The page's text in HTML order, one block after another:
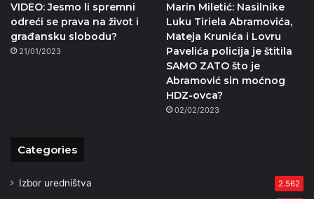
VIDEO: Jesmo li spremni
odreći se prava na život i
građansku slobodu?
21/01/2023
Marin Miletić: Nasilnike
Luku Tiriela Abramovića,
Mateja Krunića i Lovru
Pavelića policija je štitila
SAMO ZATO što je
Abramović sin moćnog
HDZ-ovca?
02/02/2023
Categories
Izbor uredništva 2.562